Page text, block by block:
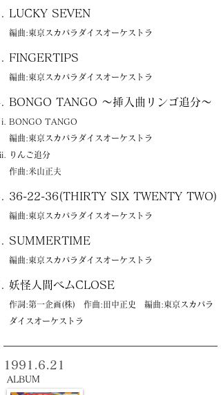
LUCKY SEVEN
編曲:東京スカパラダイスオーケストラ
FINGERTIPS
編曲:東京スカパラダイスオーケストラ
BONGO TANGO 〜挿入曲リンゴ追分〜
BONGO TANGO
編曲:東京スカパラダイスオーケストラ
りんご追分
作曲:米山正夫
36-22-36(THIRTY SIX TWENTY TWO)
編曲:東京スカパラダイスオーケストラ
SUMMERTIME
編曲:東京スカパラダイスオーケストラ
妖怪人間ベムCLOSE
作詞:第一企画(株) 作曲:田中正史 編曲:東京スカパラ
ダイスオーケストラ
1991.6.21
ALBUM